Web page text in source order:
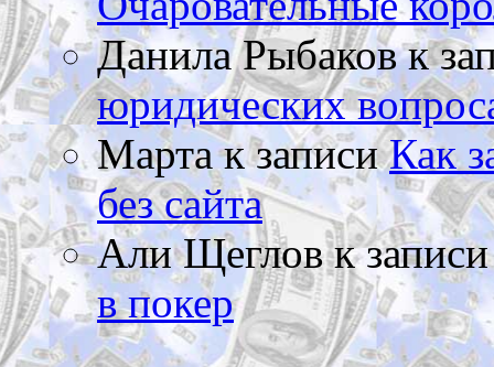
Данила Рыбаковк
юридических
Мартак записиКак
без сайта
Али Щегловк
в покер